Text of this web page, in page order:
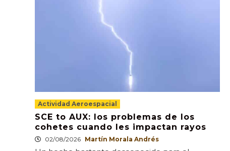
Actividad Aeroespacial
SCE to AUX: los problemas de los
cohetes cuando les impactan rayos
02/08/2026 Martín Morala Andrés